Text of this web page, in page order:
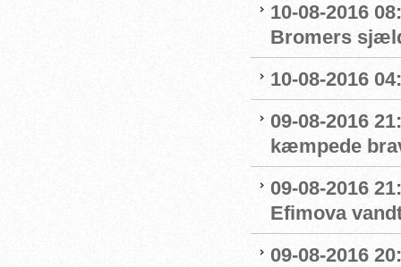
10-08-2016
Bromers
10-08-2016
09-08-2016
kæmpede
09-08-2016
Efimova
09-08-2016